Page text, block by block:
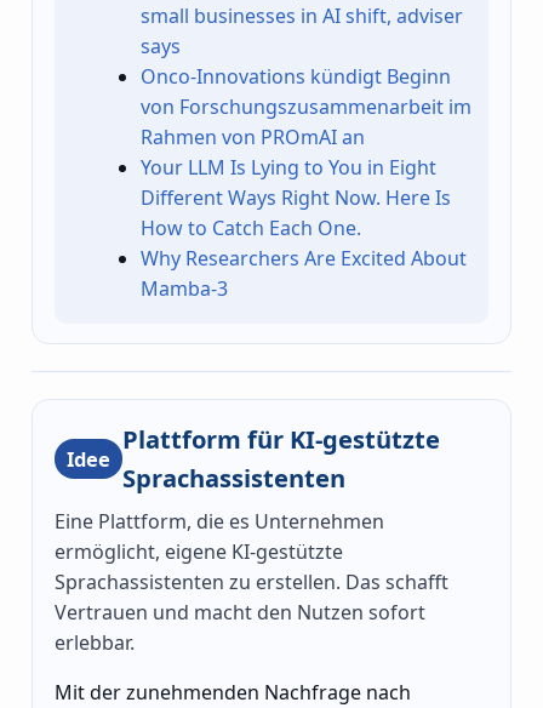
small businesses in AI shift, adviser
says
Onco-Innovations kündigt Beginn
von Forschungszusammenarbeit im
Rahmen von PROmAI an
Your LLM Is Lying to You in Eight
Different Ways Right Now. Here Is
How to Catch Each One.
Why Researchers Are Excited About
Mamba-3
Idee
Plattform für KI-gestützte
Sprachassistenten
Eine Plattform, die es Unternehmen
ermöglicht, eigene KI-gestützte
Sprachassistenten zu erstellen. Das schafft
Vertrauen und macht den Nutzen sofort
erlebbar.
Mit der zunehmenden Nachfrage nach